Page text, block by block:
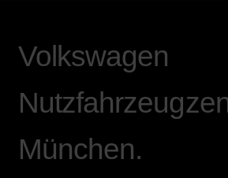
Volkswagen
München.